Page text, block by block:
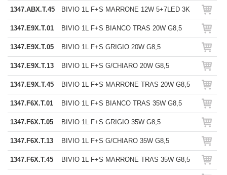
1347.ABX.T.45 BIVIO 1L F+S MARRONE 12W 5+7LED 3K
1347.E9X.T.01 BIVIO 1L F+S BIANCO TRAS 20W G8,5
1347.E9X.T.05 BIVIO 1L F+S GRIGIO 20W G8,5
1347.E9X.T.13 BIVIO 1L F+S G/CHIARO 20W G8,5
1347.E9X.T.45 BIVIO 1L F+S MARRONE TRAS 20W G8,5
1347.F6X.T.01 BIVIO 1L F+S BIANCO TRAS 35W G8,5
1347.F6X.T.05 BIVIO 1L F+S GRIGIO 35W G8,5
1347.F6X.T.13 BIVIO 1L F+S G/CHIARO 35W G8,5
1347.F6X.T.45 BIVIO 1L F+S MARRONE TRAS 35W G8,5